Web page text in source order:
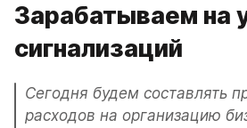
Зарабатываем на
сигнализаций
Сегодня будем составлять
расходов на организацию